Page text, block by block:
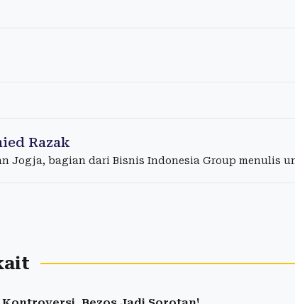
Razak
Jogja, bagian dari Bisnis Indonesia Group menulis